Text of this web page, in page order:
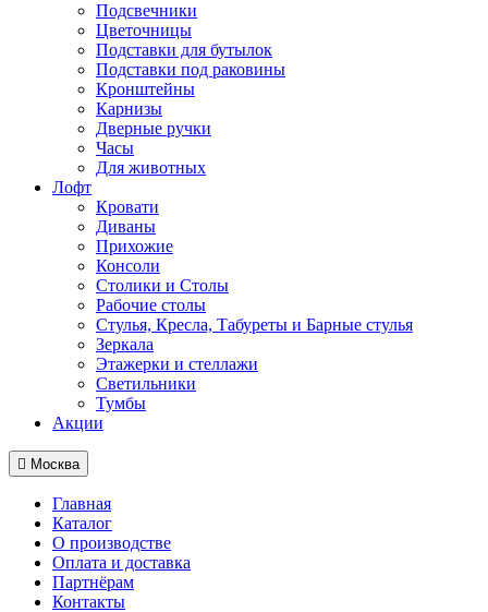
Подсвечники
Цветочницы
Подставки для бутылок
Подставки под раковины
Кронштейны
Карнизы
Дверные ручки
Часы
Для животных
Лофт
Кровати
Диваны
Прихожие
Консоли
Столики и Столы
Рабочие столы
Стулья, Кресла, Табуреты и Барные стулья
Зеркала
Этажерки и стеллажи
Светильники
Тумбы
Акции
Москва
Главная
Каталог
О производстве
Оплата и доставка
Партнёрам
Контакты